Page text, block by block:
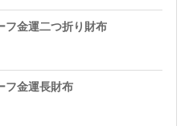
フ金運二つ折り財布
フ金運長財布